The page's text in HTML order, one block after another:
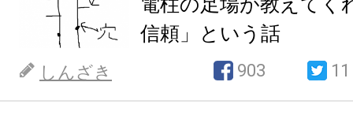
信頼」という話
しんざき 903 11